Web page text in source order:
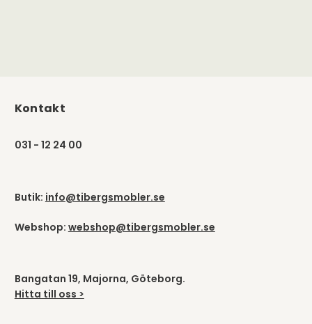
Kontakt
031 - 12 24 00
Butik: info@tibergsmobler.se
Webshop: webshop@tibergsmobler.se
Bangatan 19, Majorna, Göteborg.
Hitta till oss >